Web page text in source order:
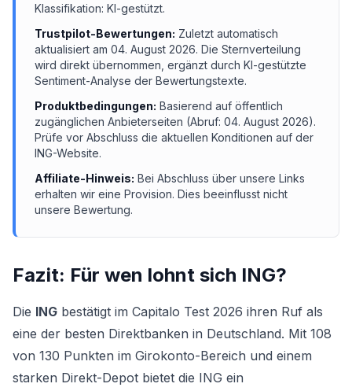
Klassifikation: KI-gestützt.
Trustpilot-Bewertungen: Zuletzt automatisch
aktualisiert am 04. August 2026. Die Sternverteilung
wird direkt übernommen, ergänzt durch KI-gestützte
Sentiment-Analyse der Bewertungstexte.
Produktbedingungen: Basierend auf öffentlich
zugänglichen Anbieterseiten (Abruf: 04. August 2026).
Prüfe vor Abschluss die aktuellen Konditionen auf der
ING-Website.
Affiliate-Hinweis: Bei Abschluss über unsere Links
erhalten wir eine Provision. Dies beeinflusst nicht
unsere Bewertung.
Fazit: Für wen lohnt sich ING?
Die ING bestätigt im Capitalo Test 2026 ihren Ruf als
eine der besten Direktbanken in Deutschland. Mit 108
von 130 Punkten im Girokonto-Bereich und einem
starken Direkt-Depot bietet die ING ein